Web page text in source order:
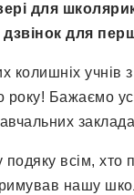
для
для
колишніх учнів
року! Бажаємо
всім, хто
нашу